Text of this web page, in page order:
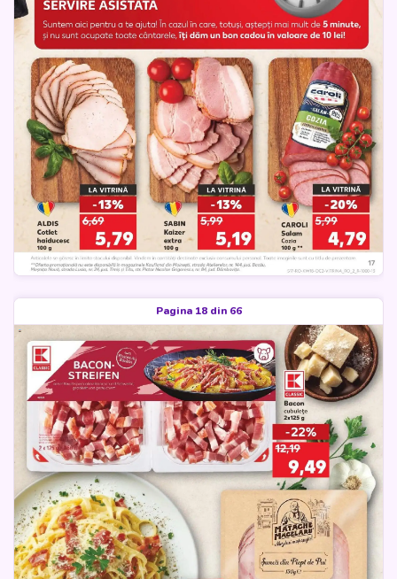
Pagina 18 din 66